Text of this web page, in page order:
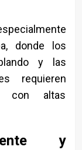
donde los
y las
requieren
con altas
y